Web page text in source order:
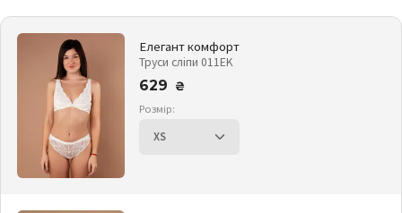
Елегант комфорт
Труси сліпи 011EK
629
₴
Розмір: